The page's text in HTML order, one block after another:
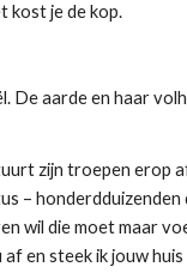
kost je de kop.
De aarde en haar
zijn troepen erop
– honderdduizenden
wil die moet maar
en steek ik jouw huis